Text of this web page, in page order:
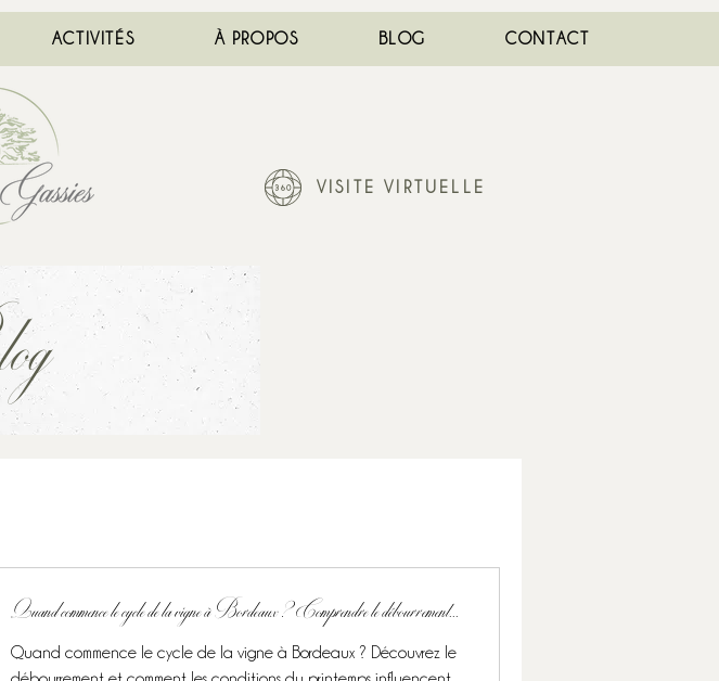
ACTIVITÉS À PROPOS BLOG CONTACT
VISITE VIRTUELLE
Quand commence le cycle de la vigne à Bordeaux ? Comprendre le débourrement...
Quand commence le cycle de la vigne à Bordeaux ? Découvrez le